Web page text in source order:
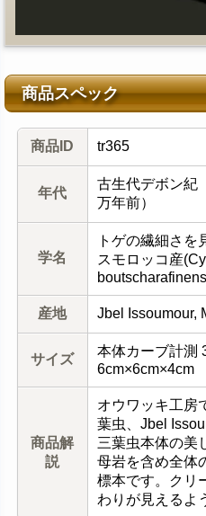
商品スペック
商品ID tr365
年代
古生代デボン紀
万年前）
学名
トゲの繊細さを
スモロッコ産
産地 Jbel Issoumour,
サイズ
本体カーブ計測
6cm×6cm×4cm
商品解
説
オウワッキ工房
葉虫、Jbel
三葉虫本体の美
母岩を含め全体
標本です。クリ
わりが見えるよ